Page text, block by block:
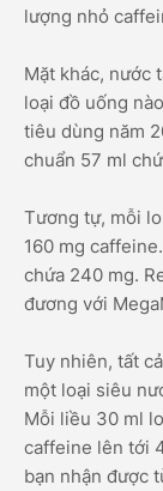
lượng nhỏ
Mặt khác, nước
loại đồ uống
tiêu dùng năm
chuẩn 57 ml
Tương tự, mỗi
160 mg
chứa 240 mg.
đương với
Tuy nhiên, tất
một loại siêu
Mỗi liều 30 ml
caffeine lên tới
bạn nhận được